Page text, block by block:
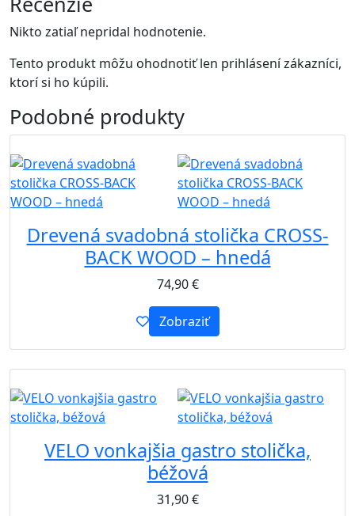
Nikto zatiaľ nepridal hodnotenie.
Tento produkt môžu ohodnotiť len prihlásení zákazníci,
ktorí si ho kúpili.
Podobné produkty
Drevená svadobná stolička CROSS-
BACK WOOD – hnedá
74,90€
Zobraziť
VELO vonkajšia gastro stolička,
béžová
31,90€